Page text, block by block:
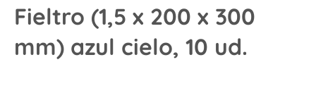
Fieltro (1,5 x 200 x 300
mm) azul cielo, 10 ud.